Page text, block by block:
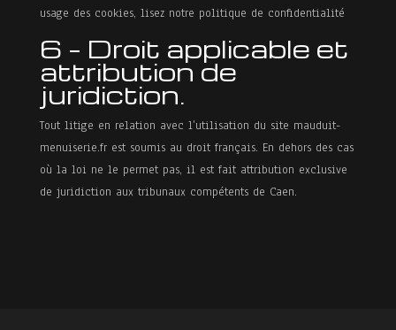
usage des cookies, lisez notre politique de confidentialité
6 – Droit applicable et
attribution de
juridiction.
Tout litige en relation avec l’utilisation du site mauduit-
menuiserie.fr est soumis au droit français. En dehors des cas
où la loi ne le permet pas, il est fait attribution exclusive
de juridiction aux tribunaux compétents de Caen.